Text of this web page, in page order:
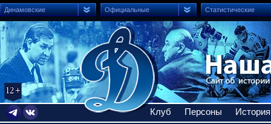
Динамовские Официальные Статистические
Клуб Персоны История